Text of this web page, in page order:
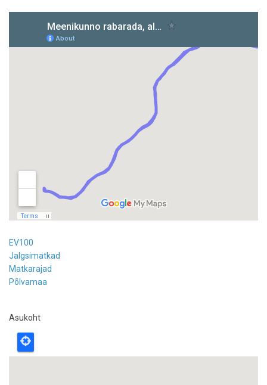
EV100
Jalgsimatkad
Matkarajad
Põlvamaa
Asukoht